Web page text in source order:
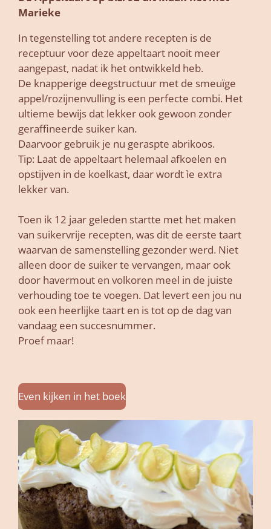
Marieke
In tegenstelling tot andere recepten is de
receptuur voor deze appeltaart nooit meer
aangepast, nadat ik het ontwikkeld heb.
De knapperige deegstructuur met de smeuïge
appel/rozijnenvulling is een perfecte combi. Het
ultieme bewijs dat lekker ook gewoon zonder
geraffineerde suiker kan.
Daarvoor gebruik je nu geraspte abrikoos.
Tip: Laat de appeltaart helemaal afkoelen en
opstijven in de koelkast, daar wordt ìe extra
lekker van.
Toen ik 12 jaar geleden startte met het maken
van suikervrije recepten, was dit de eerste taart
waarvan de samenstelling gezonder werd. Niet
alleen door de suiker te vervangen, maar ook
door havermout en volkoren meel in de juiste
verhouding toe te voegen. Dat levert een jou nu
ook een heerlijke taart en is tot op de dag van
vandaag een succesnummer.
Proef maar!
Even kijken in het boek